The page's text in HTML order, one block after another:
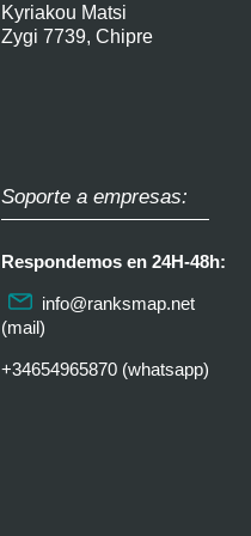
Kyriakou Matsi
Zygi 7739, Chipre
Soporte a empresas:
Respondemos en 24H-48h:
info@ranksmap.net
(mail)
+34654965870 (whatsapp)